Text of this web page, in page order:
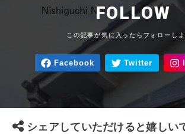
FOLLOW
シェアしていただけると嬉しい